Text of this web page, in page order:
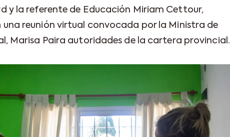
y la referente de Educación Miriam Cettour,
reunión virtual convocada por la Ministra de
Marisa Paira autoridades de la cartera provincial.